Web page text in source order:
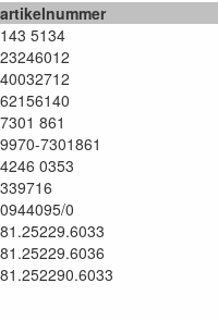
artikelnummer
143 5134
23246012
40032712
62156140
7301 861
9970-7301861
4246 0353
339716
0944095/0
81.25229.6033
81.25229.6036
81.252290.6033